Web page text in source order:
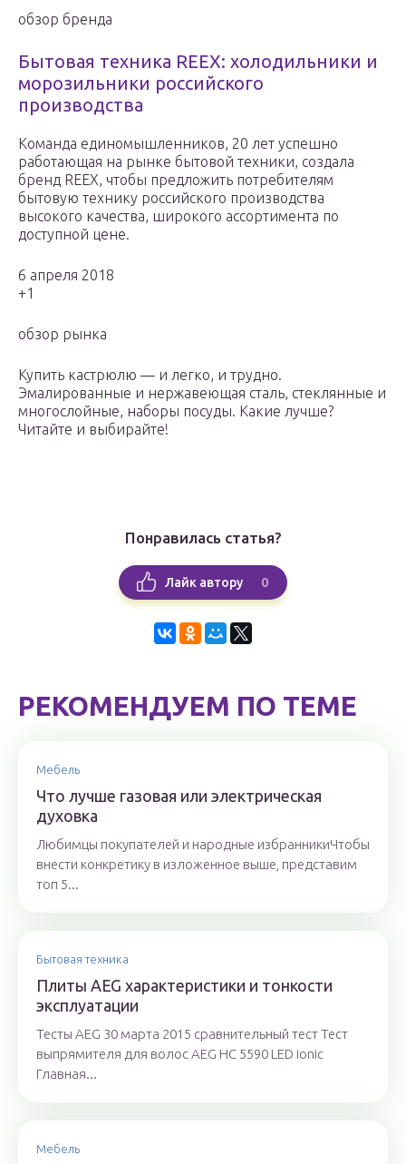
обзор бренда
Бытовая техника REEX: холодильники и
морозильники российского
производства
Команда единомышленников, 20 лет успешно
работающая на рынке бытовой техники, создала
бренд REEX, чтобы предложить потребителям
бытовую технику российского производства
высокого качества, широкого ассортимента по
доступной цене.
6 апреля 2018
+1
обзор рынка
Купить кастрюлю — и легко, и трудно.
Эмалированные и нержавеющая сталь, стеклянные и
многослойные, наборы посуды. Какие лучше?
Читайте и выбирайте!
Понравилась статья?
Лайк автору 0
РЕКОМЕНДУЕМ ПО ТЕМЕ
Мебель
Что лучше газовая или электрическая
духовка
Любимцы покупателей и народные избранникиЧтобы
внести конкретику в изложенное выше, представим
топ 5...
Бытовая техника
Плиты AEG характеристики и тонкости
эксплуатации
Тесты AEG 30 марта 2015 сравнительный тест Тест
выпрямителя для волос AEG HC 5590 LED ionic
Главная...
Мебель